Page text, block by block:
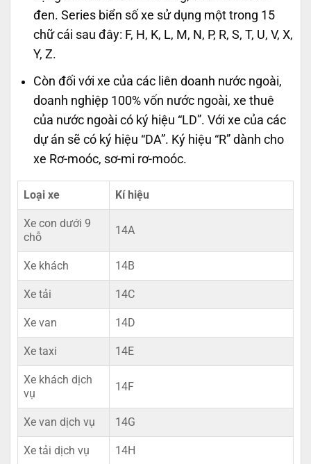
đen. Series biển số xe sử dụng một trong 15
chữ cái sau đây: F, H, K, L, M, N, P, R, S, T, U, V, X,
Y, Z.
Còn đối với xe của các liên doanh nước ngoài,
doanh nghiệp 100% vốn nước ngoài, xe thuê
của nước ngoài có ký hiệu “LD”. Với xe của các
dự án sẽ có ký hiệu “DA”. Ký hiệu “R” dành cho
xe Rơ-moóc, sơ-mi rơ-moóc.
Loại xe Kí hiệu
Xe con dưới 9
chỗ
14A
Xe khách 14B
Xe tải 14C
Xe van 14D
Xe taxi 14E
Xe khách dịch
vụ
14F
Xe van dịch vụ 14G
Xe tải dịch vụ 14H